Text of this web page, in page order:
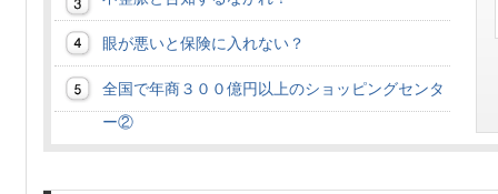
眼が悪いと保険に入れない？
全国で年商３００億円以上のショッピングセンタ
ー②